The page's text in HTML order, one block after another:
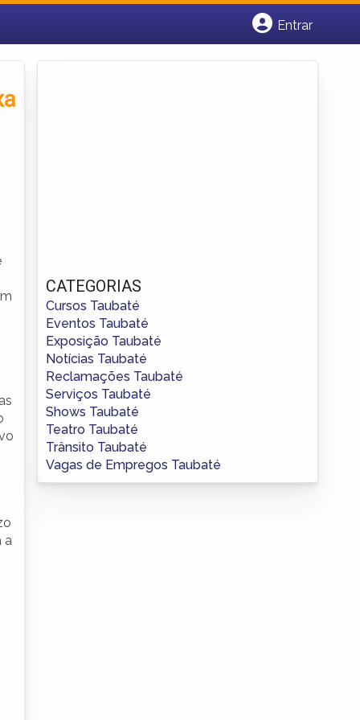
Entrar
a
CATEGORIAS
Cursos Taubaté
Eventos Taubaté
Exposição Taubaté
Notícias Taubaté
Reclamações Taubaté
Serviços Taubaté
Shows Taubaté
Teatro Taubaté
Trânsito Taubaté
Vagas de Empregos Taubaté